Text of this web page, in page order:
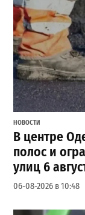
НОВОСТИ
В центре
полос и
улиц 6
06-08-2026 в 10:48